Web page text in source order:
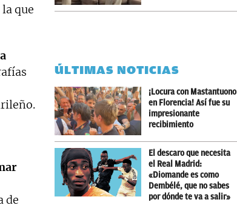
la que
de
ÚLTIMAS NOTICIAS
¡Locura con Mastantuono
en Florencia! Así fue su
impresionante
recibimiento
El descaro que necesita
el Real Madrid:
«Diomande es como
Dembélé, que no sabes
por dónde te va a salir»